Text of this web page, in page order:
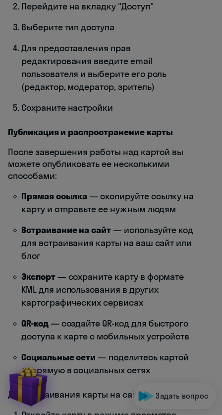
Перейдите на вкладку "Доступ"
Выберите тип доступа
Для предоставления прав
редактирования введите email
пользователя и выберите его роль
(редактор, модератор, зритель)
Сохраните настройки
Публикация и распространение карты
После завершения работы над картой вы
можете опубликовать ее несколькими
способами:
Прямая ссылка — скопируйте ссылку на
карту и отправьте ее нужным людям
Встраивание на сайт — используйте код
для встраивания карты на ваш сайт или
блог
Экспорт— сохраните карту в формате
KML для использования в других
картографических сервисах
QR-код— создайте QR-код для быстрого
доступа к карте с мобильных устройств
Социальные сети — поделитесь картой
напрямую в социальных сетях
Для встраивания карты на сайт:
Задать вопрос